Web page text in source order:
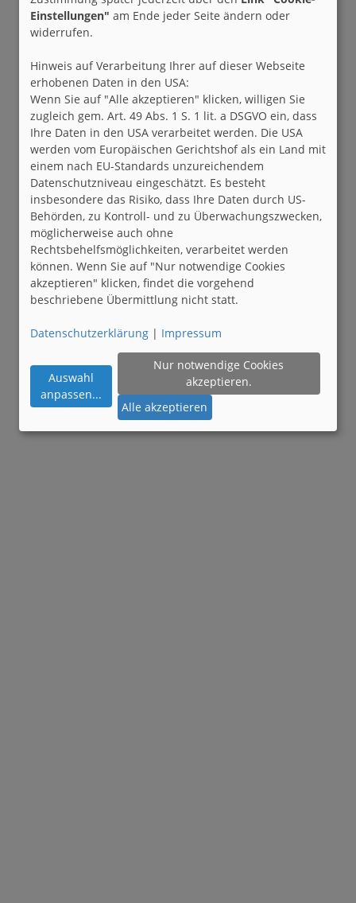
Einstellungen" am Ende jeder Seite ändern oder
widerrufen.
Hinweis auf Verarbeitung Ihrer auf dieser Webseite
erhobenen Daten in den USA:
Wenn Sie auf "Alle akzeptieren" klicken, willigen Sie
zugleich gem. Art. 49 Abs. 1 S. 1 lit. a DSGVO ein, dass
Ihre Daten in den USA verarbeitet werden. Die USA
werden vom Europäischen Gerichtshof als ein Land mit
einem nach EU-Standards unzureichendem
Datenschutzniveau eingeschätzt. Es besteht
insbesondere das Risiko, dass Ihre Daten durch US-
Behörden, zu Kontroll- und zu Überwachungszwecken,
möglicherweise auch ohne
Rechtsbehelfsmöglichkeiten, verarbeitet werden
können. Wenn Sie auf "Nur notwendige Cookies
akzeptieren" klicken, findet die vorgehend
beschriebene Übermittlung nicht statt.
Datenschutzerklärung | Impressum
Auswahl
anpassen...
Nur notwendige Cookies
akzeptieren.
Alle akzeptieren